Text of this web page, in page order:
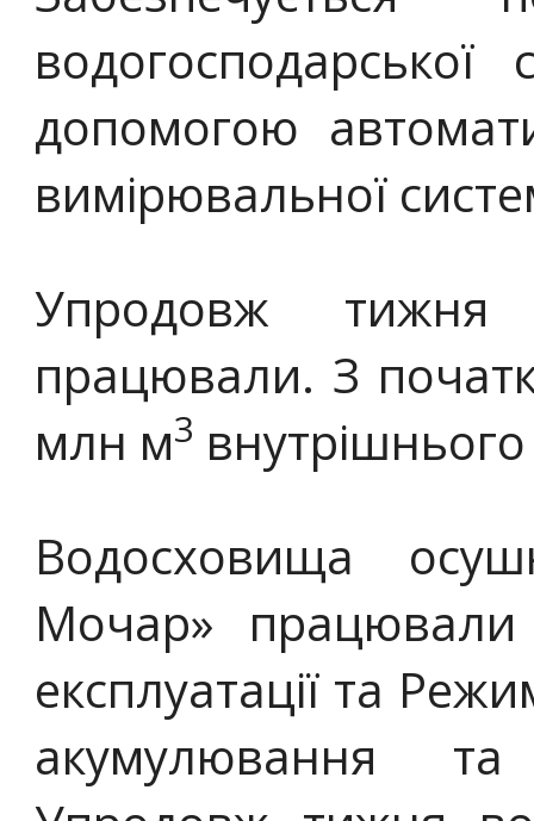
допомогою
вимірювальної
Упродовж тижня
працювали. З
млн м3
Водосховища
Мочар» працювали
експлуатації та
акумулювання